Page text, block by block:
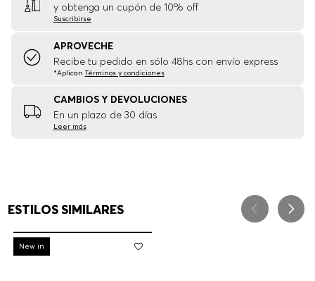
y obtenga un cupón de 10% off
Suscribirse
APROVECHE
Recibe tu pedido en sólo 48hs con envío express
*Aplican Términos y condiciones
CAMBIOS Y DEVOLUCIONES
En un plazo de 30 días
Leer más
ESTILOS SIMILARES
-30%
New in